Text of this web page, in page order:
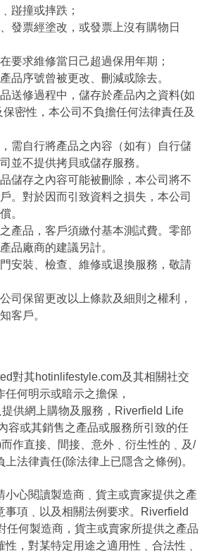
踫撞或摔跌；
發票經塗改，或發票上沒有購物日
要求維修當日己超過保用年期；
品序號曾被更改、刪減或除去。
送修過程中，儲存於產品內之資料(如
密性，本公司不負擔任何法律責任及
需自行將產品之內容（如有）自行儲
並不提供拷貝或儲存服務。
儲存之內容可能被刪除，本公司將不
。對於因而引致資料之損失，本公司
。
產品，客戶須繳付基本測試費。零部
品廠商的建議另計。
安裝、檢查、維修或退換服務，敬請
司保留更改以上條款及細則之權利，
客戶。
對其hotinlifestyle.com及其相關社交
何明示或暗示之擔保，
供網上購物及服務，Riverfield Life
容或其銷售之產品或服務所引致的任
作直接、間接、意外﹑衍生性的﹑及/
法律責任(除法律上已隱含之條例)。
小心閱讀製造商﹑貨主或賣家提供之產
事項﹑以及相關法例要求。Riverfield
任何製造商，貨主或賣家所提供之產品
，對某特定用途之適用性﹑合法性﹑